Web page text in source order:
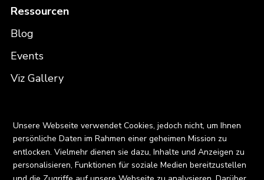
Ressourcen
Blog
Events
Viz Gallery
Privacy Policy
Unsere Webseite verwendet Cookies, jedoch nicht, um Ihnen
persönliche Daten im Rahmen einer geheimen Mission zu
entlocken. Vielmehr dienen sie dazu, Inhalte und Anzeigen zu
personalisieren, Funktionen für soziale Medien bereitzustellen